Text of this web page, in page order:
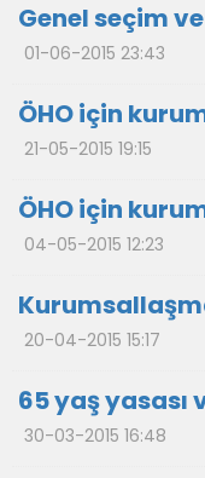
Genel seçim
01-06-2015 23:43
ÖHO için
21-05-2015 19:15
ÖHO için
04-05-2015 12:23
20-04-2015 15:17
65 yaş yasası
30-03-2015 16:48